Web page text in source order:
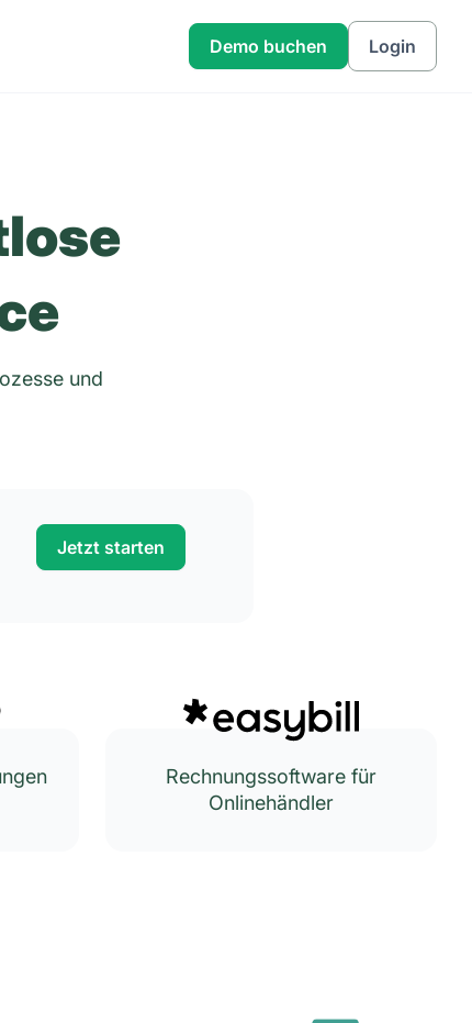
Demo buchen Login
und
Jetzt starten
Rechnungssoftware für
Onlinehändler